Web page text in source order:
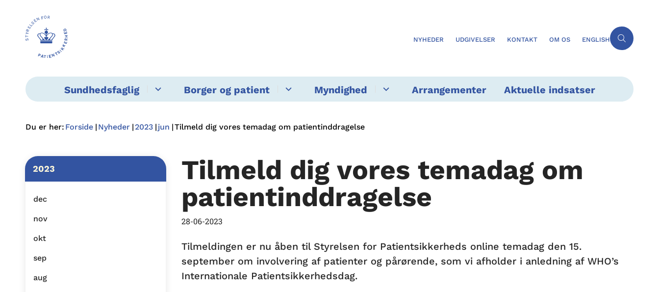
NYHEDER UDGIVELSER KONTAKT OM OS ENGLISH
Sundhedsfaglig Borger og patient Myndighed Arrangementer Aktuelle indsatser
Du er her: Forside Nyheder 2023 jun Tilmeld dig vores temadag om patientinddragelse
2023
dec
nov
okt
sep
aug
Tilmeld dig vores temadag om
patientinddragelse
28-06-2023
Tilmeldingen er nu åben til Styrelsen for Patientsikkerheds online temadag den 15.
september om involvering af patienter og pårørende, som vi afholder i anledning af WHO’s
Internationale Patientsikkerhedsdag.